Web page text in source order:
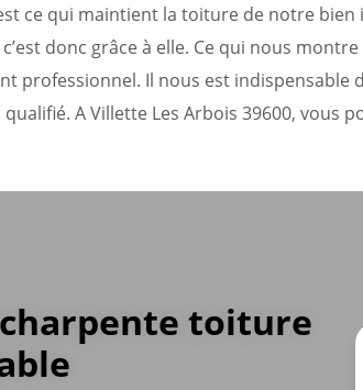
ce qui maintient la toiture de notre
donc grâce à elle. Ce qui nous
professionnel. Il nous est indispensable
A Villette Les Arbois 39600,
toiture